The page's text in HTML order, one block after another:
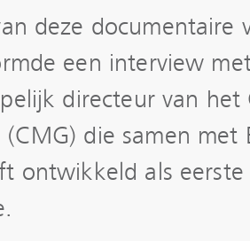
deze documentaire
een interview
directeur van
(CMG) die samen met
ontwikkeld als